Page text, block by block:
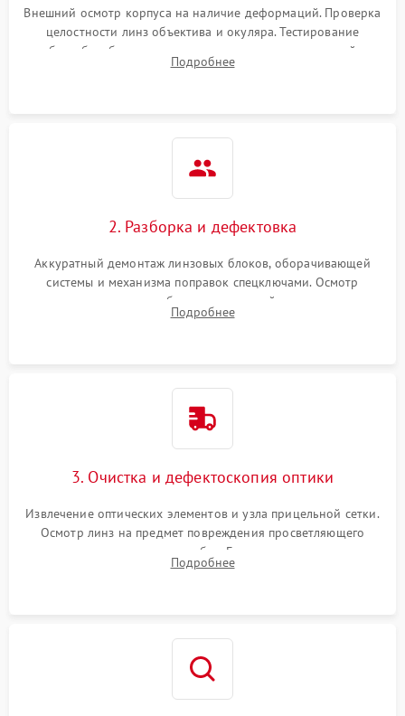
Внешний осмотр корпуса на наличие деформаций. Проверка
целостности линз объектива и окуляра. Тестирование
работы барабанчиков ввода поправок, кольца отстройки
параллакса и зума. Выявление сколов, внутренних
Подробнее
2. Разборка и дефектовка
Аккуратный демонтаж линзовых блоков, оборачивающей
системы и механизма поправок спецключами. Осмотр
внутренних резьбовых соединений, пружин и
уплотнительных колец. Поиск причин люфта, смещения
Подробнее
3. Очистка и дефектоскопия оптики
Извлечение оптических элементов и узла прицельной сетки.
Осмотр линз на предмет повреждения просветляющего
покрытия или появления грибка. Бережная очистка стекол
спецрастворами. Проверка целостности гравированной
Подробнее